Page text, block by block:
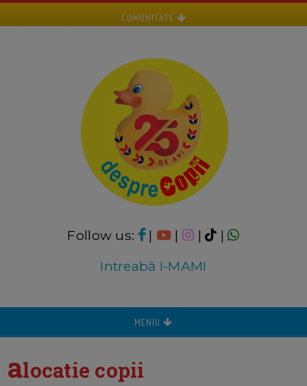
COMUNITATE
Follow us: | | |
|
Intreabă I-MAMI
MENIU
alocatie copii